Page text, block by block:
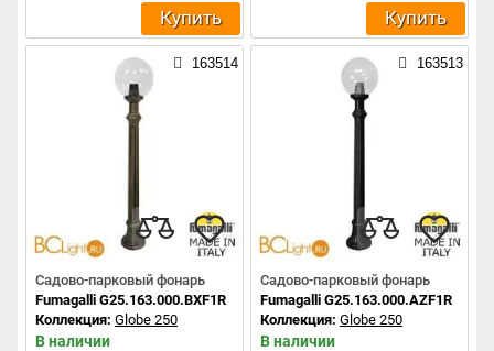
Купить Купить
163514
Садово-парковый фонарь
Fumagalli G25.163.000.BXF1R
Коллекция: Globe 250
В наличии
163513
Садово-парковый фонарь
Fumagalli G25.163.000.AZF1R
Коллекция: Globe 250
В наличии